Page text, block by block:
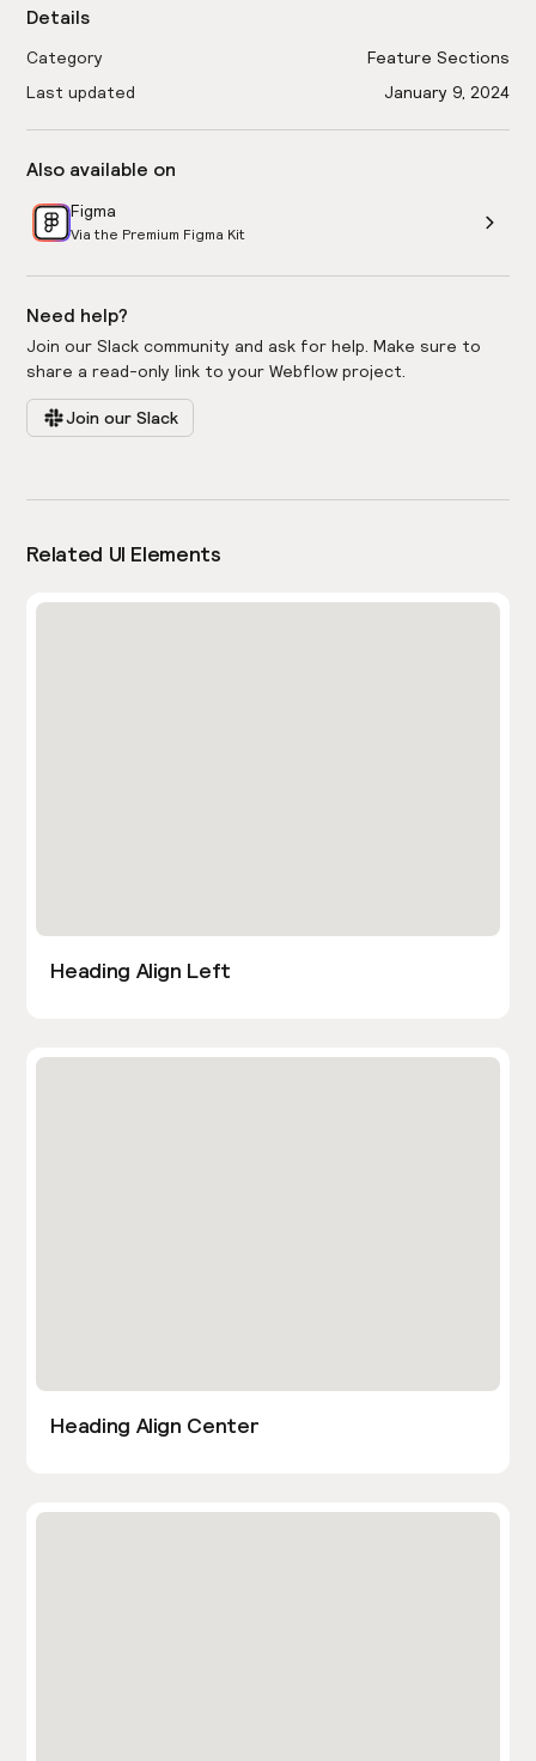
Details
Category
Feature Sections
Last updated
January 9, 2024
Also available on
Figma
Via the Premium Figma Kit
Need help?
Join our Slack community and ask for help. Make sure to
share a read-only link to your Webflow project.
Join our Slack
Related UI Elements
Heading Align Left
Heading Align Center